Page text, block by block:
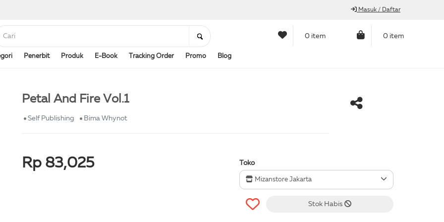
Masuk / Daftar
0 item 0 item
Penerbit Produk E-Book Tracking Order Promo Blog
Petal And Fire Vol.1
Self Publishing Bima Whynot
Rp 83,025 Toko
Mizanstore Jakarta
Stok Habis